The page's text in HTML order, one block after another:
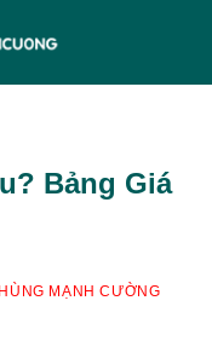
Bảng Giá
MẠNH CƯỜNG